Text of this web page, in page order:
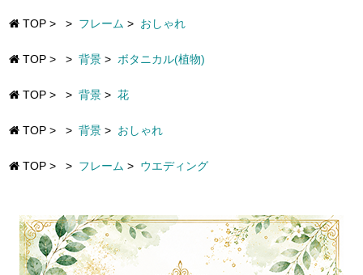
TOP > > フレーム > おしゃれ
TOP > > 背景 > ボタニカル(植物)
TOP > > 背景 > 花
TOP > > 背景 > おしゃれ
TOP > > フレーム > ウエディング